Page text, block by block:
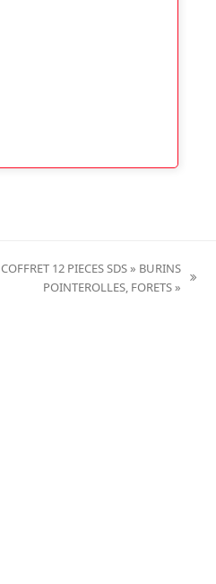
COFFRET 12 PIECES SDS » BURINS
POINTEROLLES, FORETS »